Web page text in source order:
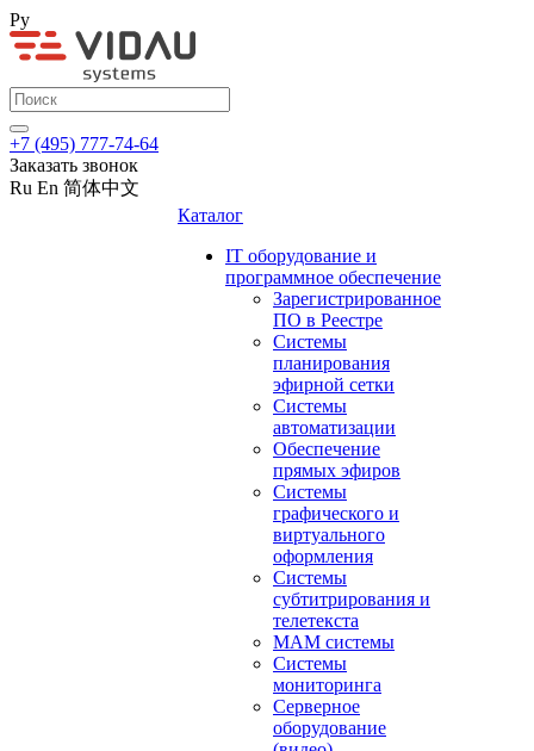
Ру
+7 (495) 777-74-64
Заказать звонок
Ru En 简体中文
Каталог
IT оборудование и
программное обеспечение
Зарегистрированное
ПО в Реестре
Системы
планирования
эфирной сетки
Системы
автоматизации
Обеспечение
прямых эфиров
Системы
графического и
виртуального
оформления
Системы
субтитрирования и
телетекста
MAM системы
Системы
мониторинга
Серверное
оборудование